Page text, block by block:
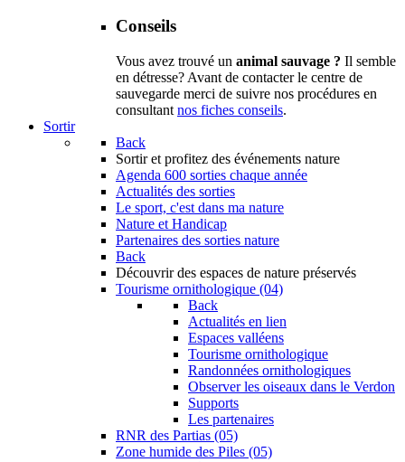
Conseils
Vous avez trouvé un animal sauvage ? Il semble
en détresse? Avant de contacter le centre de
sauvegarde merci de suivre nos procédures en
consultant nos fiches conseils.
Sortir
Back
Sortir et profitez des événements nature
Agenda 600 sorties chaque année
Actualités des sorties
Le sport, c'est dans ma nature
Nature et Handicap
Partenaires des sorties nature
Back
Découvrir des espaces de nature préservés
Tourisme ornithologique (04)
Back
Actualités en lien
Espaces valléens
Tourisme ornithologique
Randonnées ornithologiques
Observer les oiseaux dans le Verdon
Supports
Les partenaires
RNR des Partias (05)
Zone humide des Piles (05)